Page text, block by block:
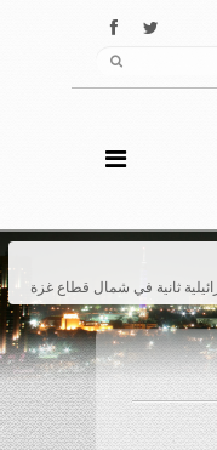
ثانية في شمال قطاع غزة